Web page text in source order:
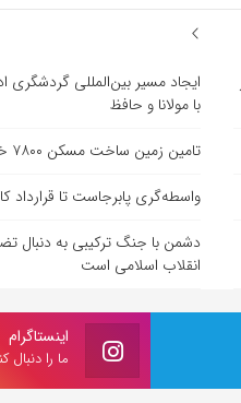
ایجاد مسیر بین‌المللی گردشگری
با مولانا و حافظ
تامین زمین ساخت مسکن ۷۸۰۰ خانوار مازندرانی
واسطه‌گری پابرجاست تا قرارداد
دشمن با جنگ ترکیبی به دنبال
انقلاب اسلامی است
اینستاگرام
ما را دنبال